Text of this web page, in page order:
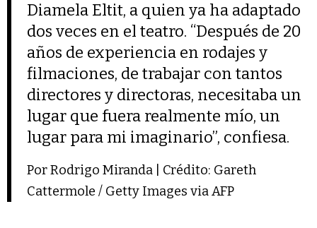
Diamela Eltit, a quien ya ha adaptado
dos veces en el teatro. “Después de 20
años de experiencia en rodajes y
filmaciones, de trabajar con tantos
directores y directoras, necesitaba un
lugar que fuera realmente mío, un
lugar para mi imaginario”, confiesa.
Por Rodrigo Miranda | Crédito: Gareth
Cattermole / Getty Images via AFP